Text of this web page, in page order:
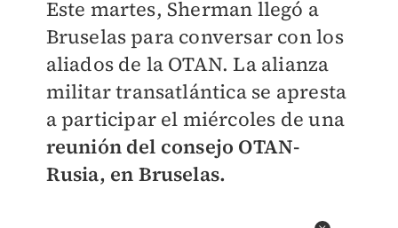
Este martes, Sherman llegó a
Bruselas para conversar con los
aliados de la OTAN. La alianza
militar transatlántica se apresta
a participar el miércoles de una
reunión del consejo OTAN-
Rusia, en Bruselas.